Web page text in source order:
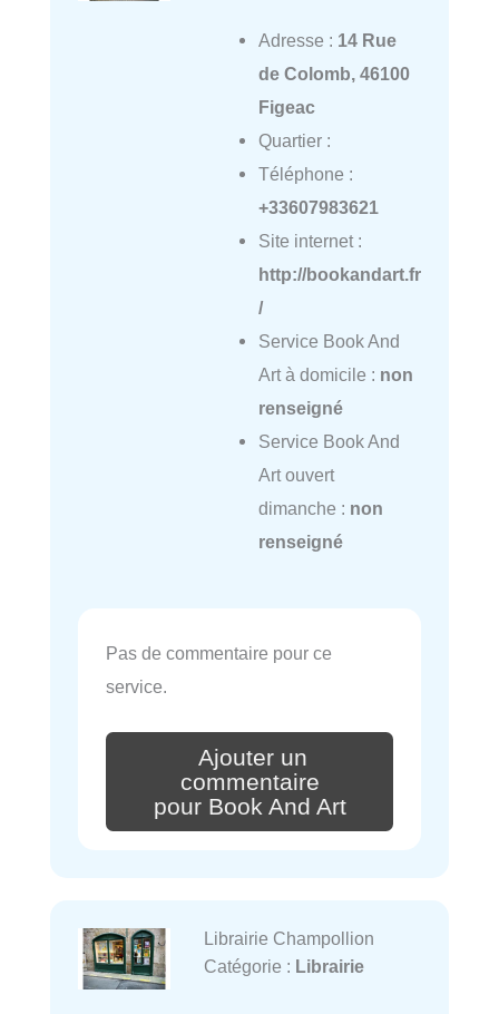
Adresse : 14 Rue
de Colomb, 46100
Figeac
Quartier :
Téléphone :
+33607983621
Site internet :
http://bookandart.fr
/
Service Book And
Art à domicile : non
renseigné
Service Book And
Art ouvert
dimanche : non
renseigné
Pas de commentaire pour ce
service.
Ajouter un
commentaire
pour Book And Art
Librairie Champollion
Catégorie : Librairie